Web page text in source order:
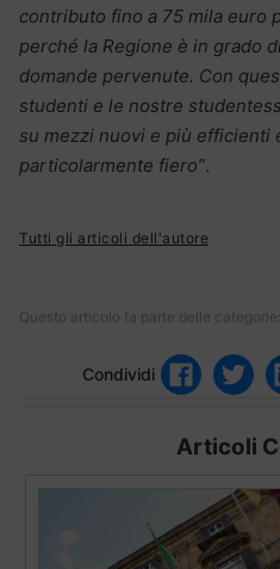
contributo fino a 75 mila euro
perché la Regione è in grado
domande pervenute. Con
studenti e le nostre
su mezzi nuovi e più efficienti
particolarmente fiero”.
Tutti gli articoli dell'autore
Questo articolo fa parte delle categorie:
Condividi
Articoli